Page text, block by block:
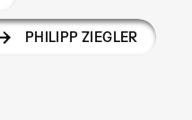
PHILIPP ZIEGLER